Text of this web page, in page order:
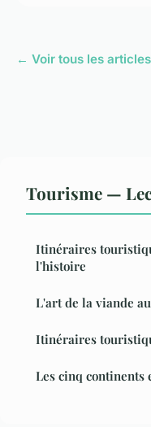
← Voir tous les
Tourisme —
Itinéraires
l'histoire
L'art de la viande
Itinéraires
Les cinq